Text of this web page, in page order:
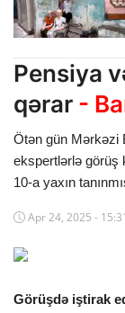
Dünya
Kriminal
Mövqe
Maraqlı
Sağlıq
Pensiya
qərar -
Ötən gün Mərkəzi
ekspertlərlə görüş
10-a yaxın
Apr 24, 2025 - 15:31
Görüşdə iştirak